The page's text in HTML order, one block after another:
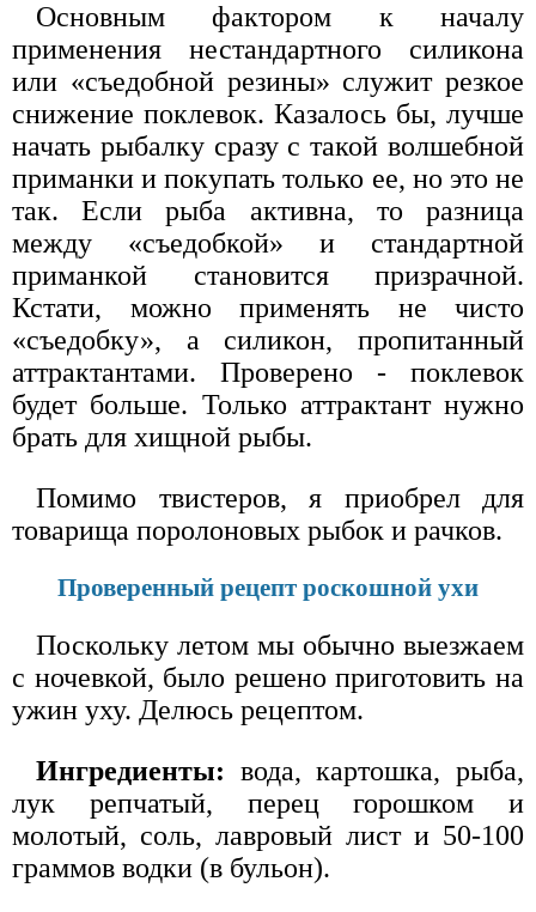
Основным фактором к началу
применения нестандартного силикона
или «съедобной резины» служит резкое
снижение поклевок. Казалось бы, лучше
начать рыбалку сразу с такой волшебной
приманки и покупать только ее, но это не
так. Если рыба активна, то разница
между «съедобкой» и стандартной
приманкой становится призрачной.
Кстати, можно применять не чисто
«съедобку», а силикон, пропитанный
аттрактантами. Проверено - поклевок
будет больше. Только аттрактант нужно
брать для хищной рыбы.
Помимо твистеров, я приобрел для
товарища поролоновых рыбок и рачков.
Проверенный рецепт роскошной ухи
Поскольку летом мы обычно выезжаем
с ночевкой, было решено приготовить на
ужин уху. Делюсь рецептом.
Ингредиенты: вода, картошка, рыба,
лук репчатый, перец горошком и
молотый, соль, лавровый лист и 50-100
граммов водки (в бульон).